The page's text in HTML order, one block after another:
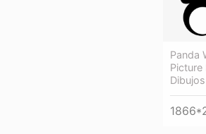
Panda
Picture